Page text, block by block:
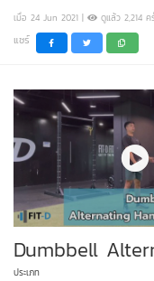
เมื่อ 24 Jun 2021 | ดูแล้ว 2,214 ค
แชร์
Dumbbell
ประเภท